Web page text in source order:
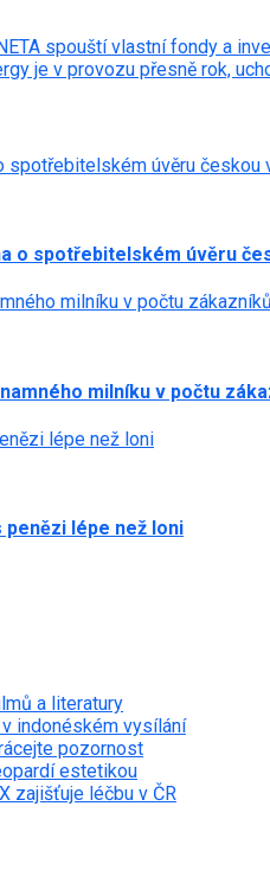
spouští vlastní fondy a
je v provozu přesně rok,
spotřebitelském úvěru českou
o spotřebitelském úvěru
milníku v počtu zákazníků
milníku v počtu
lépe než loni
penězi lépe než loni
a literatury
indonéském vysílání
pozornost
estetikou
zajišťuje léčbu v ČR